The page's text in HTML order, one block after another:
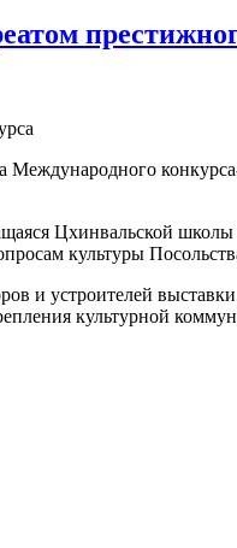
Цхинвальской
культуры
и устроителей
культурной